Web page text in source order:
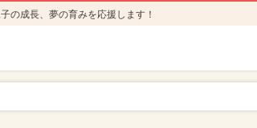
の成長、夢の育みを応援します！